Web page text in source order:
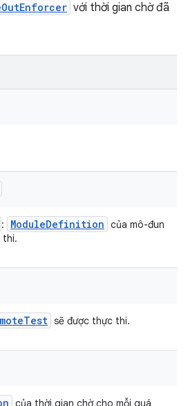
với thời gian chờ đã
: ModuleDefinition của mô-đun
thi.
Test sẽ được thực thi.
của thời gian chờ cho mỗi quá